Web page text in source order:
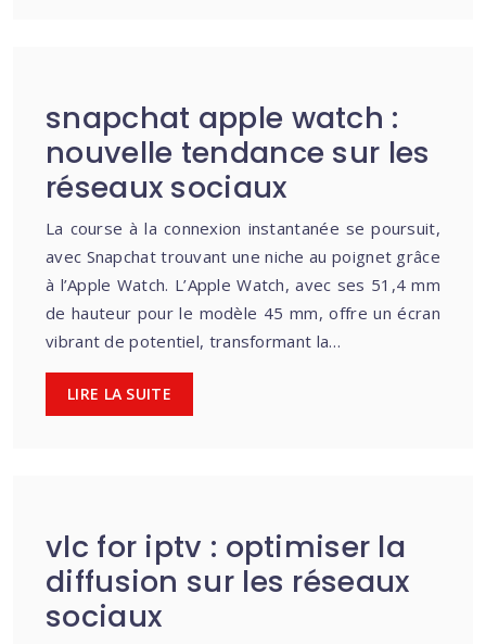
snapchat apple watch :
nouvelle tendance sur les
réseaux sociaux
La course à la connexion instantanée se poursuit,
avec Snapchat trouvant une niche au poignet grâce
à l’Apple Watch. L’Apple Watch, avec ses 51,4 mm
de hauteur pour le modèle 45 mm, offre un écran
vibrant de potentiel, transformant la…
LIRE LA SUITE
vlc for iptv : optimiser la
diffusion sur les réseaux
sociaux